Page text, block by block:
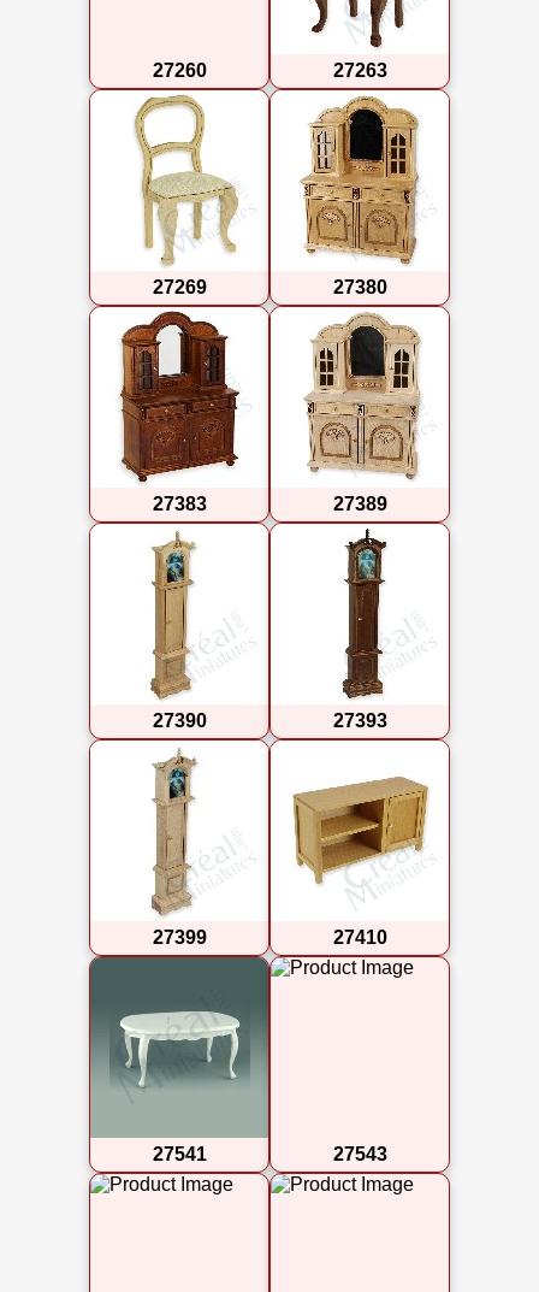
27260 27263
27269 27380
27383 27389
27390 27393
27399 27410
27541 27543